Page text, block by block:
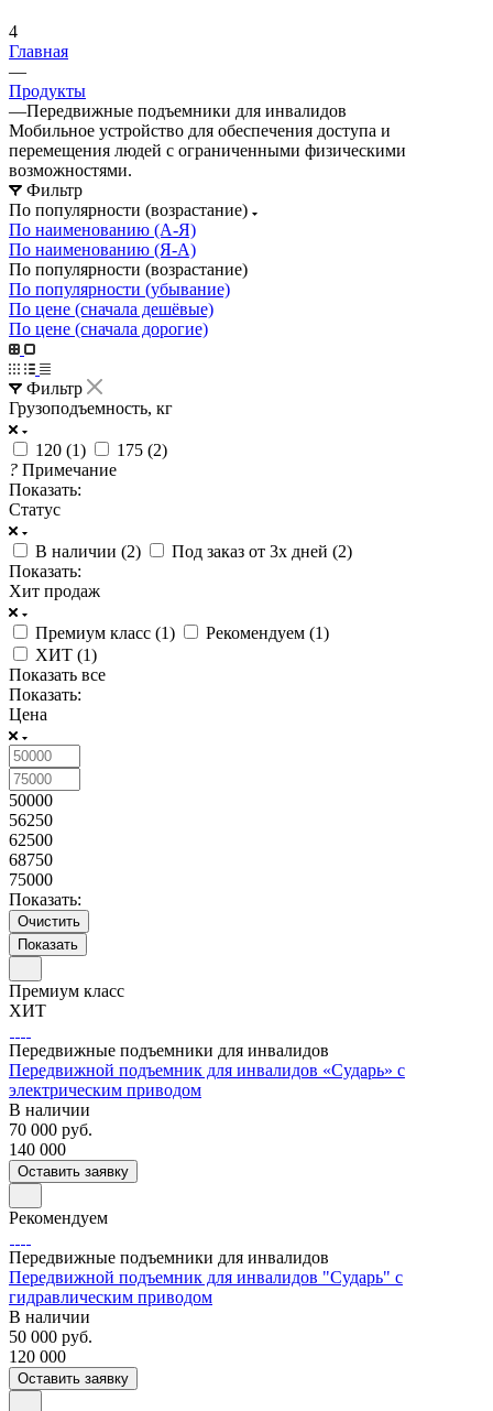
4
Главная
—
Продукты
—Передвижные подъемники для инвалидов
Мобильное устройство для обеспечения доступа и
перемещения людей с ограниченными физическими
возможностями.
Фильтр
По популярности (возрастание)
По наименованию (А-Я)
По наименованию (Я-А)
По популярности (возрастание)
По популярности (убывание)
По цене (сначала дешёвые)
По цене (сначала дорогие)
Фильтр
Грузоподъемность, кг
120 (1) 175 (2)
? Примечание
Показать:
Статус
В наличии (2) Под заказ от 3х дней (2)
Показать:
Хит продаж
Премиум класс (1) Рекомендуем (1)
ХИТ (1)
Показать все
Показать:
Цена
50000
56250
62500
68750
75000
Показать:
Очистить
Премиум класс
ХИТ
Передвижные подъемники для инвалидов
Передвижной подъемник для инвалидов «Сударь» с
электрическим приводом
В наличии
70 000 руб.
140 000
Оставить заявку
Рекомендуем
Передвижные подъемники для инвалидов
Передвижной подъемник для инвалидов "Сударь" с
гидравлическим приводом
В наличии
50 000 руб.
120 000
Оставить заявку